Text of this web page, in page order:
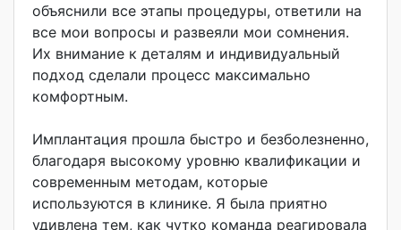
объяснили все этапы процедуры, ответили на
все мои вопросы и развеяли мои сомнения.
Их внимание к деталям и индивидуальный
подход сделали процесс максимально
комфортным.
Имплантация прошла быстро и безболезненно,
благодаря высокому уровню квалификации и
современным методам, которые
используются в клинике. Я была приятно
удивлена тем, как чутко команда реагировала